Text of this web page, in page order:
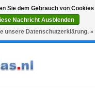
0 Artikel - €0,00
Sie dem Gebrauch von Cookies
Nachricht Ausblenden
unsere Datenschutzerklärung. »